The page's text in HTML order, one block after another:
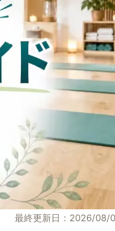
最終更新日：2026/08/